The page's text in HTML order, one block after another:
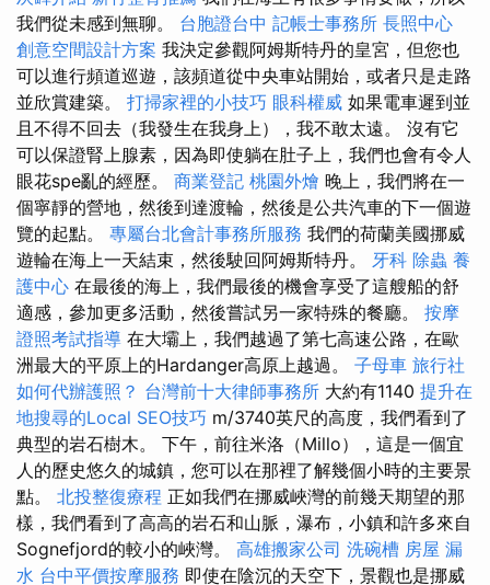
我們從未感到無聊。 台胞證台中 記帳士事務所 長照中心
創意空間設計方案 我決定參觀阿姆斯特丹的皇宮，但您也
可以進行頻道巡遊，該頻道從中央車站開始，或者只是走路
並欣賞建築。 打掃家裡的小技巧 眼科權威 如果電車遲到並
且不得不回去（我發生在我身上），我不敢太遠。 沒有它
可以保證腎上腺素，因為即使躺在肚子上，我們也會有令人
眼花spe亂的經歷。 商業登記 桃園外燴 晚上，我們將在一
個寧靜的營地，然後到達渡輪，然後是公共汽車的下一個遊
覽的起點。 專屬台北會計事務所服務 我們的荷蘭美國挪威
遊輪在海上一天結束，然後駛回阿姆斯特丹。 牙科 除蟲 養
護中心 在最後的海上，我們最後的機會享受了這艘船的舒
適感，參加更多活動，然後嘗試另一家特殊的餐廳。 按摩
證照考試指導 在大壩上，我們越過了第七高速公路，在歐
洲最大的平原上的Hardanger高原上越過。 子母車 旅行社
如何代辦護照？ 台灣前十大律師事務所 大約有1140 提升在
地搜尋的Local SEO技巧 m/3740英尺的高度，我們看到了
典型的岩石樹木。 下午，前往米洛（Millo），這是一個宜
人的歷史悠久的城鎮，您可以在那裡了解幾個小時的主要景
點。 北投整復療程 正如我們在挪威峽灣的前幾天期望的那
樣，我們看到了高高的岩石和山脈，瀑布，小鎮和許多來自
Sognefjord的較小的峽灣。 高雄搬家公司 洗碗槽 房屋 漏
水 台中平價按摩服務 即使在陰沉的天空下，景觀也是挪威